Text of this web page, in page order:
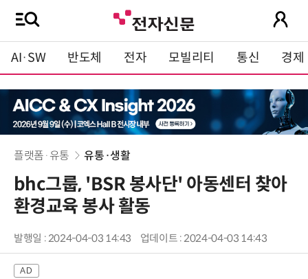
AI·SW 반도체 전자 모빌리티 통신 경제
플랫폼·유통 유통·생활
bhc그룹, 'BSR 봉사단' 아동센터 찾아
환경교육 봉사 활동
발행일 : 2024-04-03 14:43 업데이트 : 2024-04-03 14:43